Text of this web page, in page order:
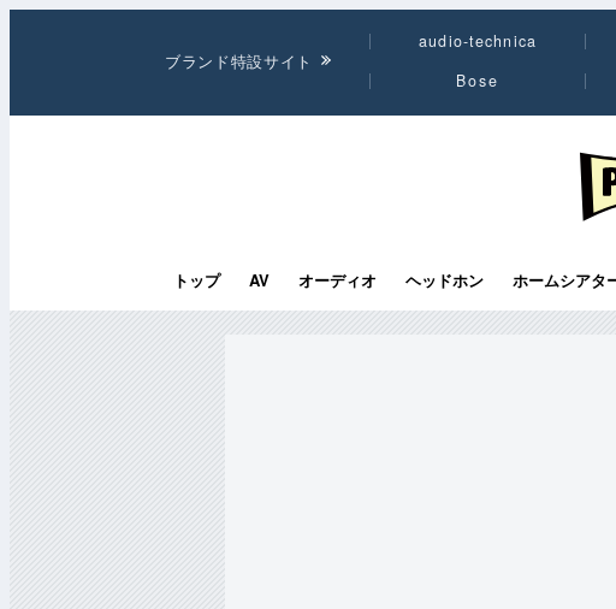
ブランド特設サイト
audio-technica
Bose
トップ AV オーディオ ヘッドホン ホームシアタ